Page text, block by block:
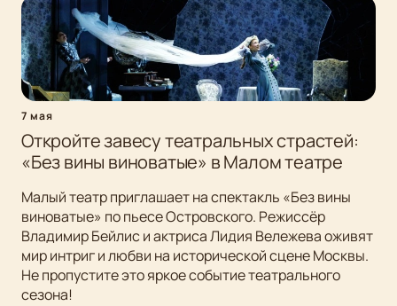
7 мая
Откройте завесу театральных страстей:
«Без вины виноватые» в Малом театре
Малый театр приглашает на спектакль «Без вины
виноватые» по пьесе Островского. Режиссёр
Владимир Бейлис и актриса Лидия Вележева оживят
мир интриг и любви на исторической сцене Москвы.
Не пропустите это яркое событие театрального
сезона!